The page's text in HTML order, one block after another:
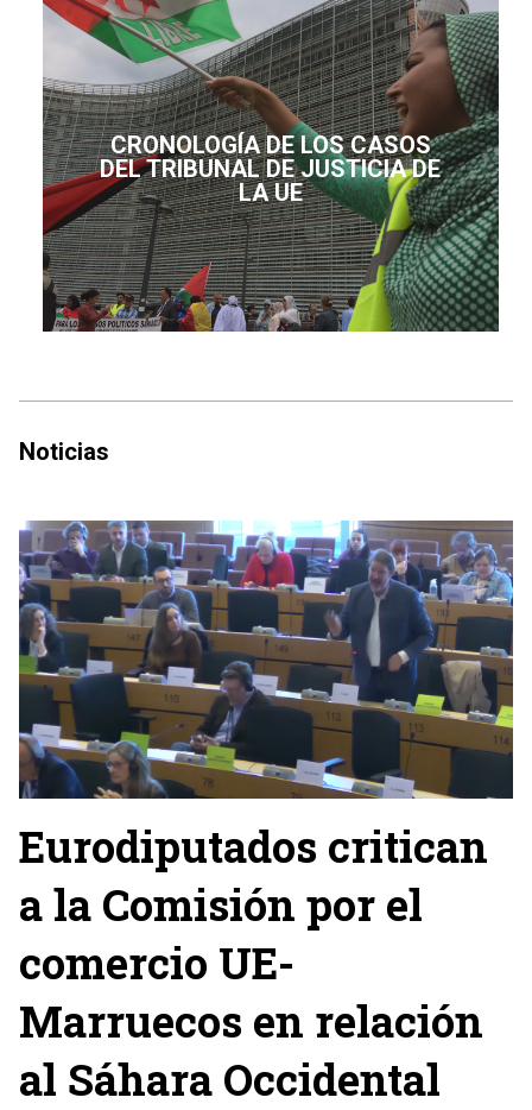
CRONOLOGÍA DE LOS CASOS
DEL TRIBUNAL DE JUSTICIA DE
LA UE
Noticias
Eurodiputados critican
a la Comisión por el
comercio UE-
Marruecos en relación
al Sáhara Occidental